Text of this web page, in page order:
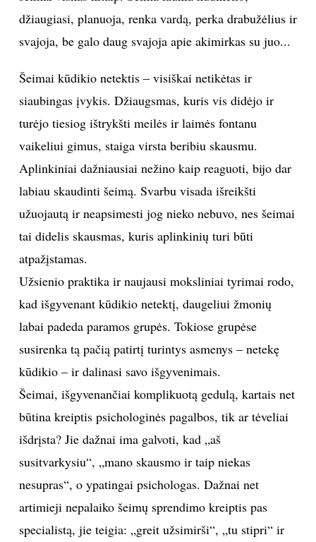
VIRTUVĖ
RECEPTAI
NELAIMĖS
KONTAKTAI
PRIVATUMO POLITIKA
PRENUMERUOK
NAUJIENLAIŠKĮ
Prenumeruodami portalą,
taisyklėmis
džiaugiasi, planuoja, renka vardą, perka drabužėlius ir
svajoja, be galo daug svajoja apie akimirkas su juo...
Šeimai kūdikio netektis – visiškai netikėtas ir
siaubingas įvykis. Džiaugsmas, kuris vis didėjo ir
turėjo tiesiog ištrykšti meilės ir laimės fontanu
vaikeliui gimus, staiga virsta beribiu skausmu.
Aplinkiniai dažniausiai nežino kaip reaguoti, bijo dar
labiau skaudinti šeimą. Svarbu visada išreikšti
užuojautą ir neapsimesti jog nieko nebuvo, nes šeimai
tai didelis skausmas, kuris aplinkinių turi būti
atpažįstamas.
Užsienio praktika ir naujausi moksliniai tyrimai rodo,
kad išgyvenant kūdikio netektį, daugeliui žmonių
labai padeda paramos grupės. Tokiose grupėse
susirenka tą pačią patirtį turintys asmenys – netekę
kūdikio – ir dalinasi savo išgyvenimais.
Šeimai, išgyvenančiai komplikuotą gedulą, kartais net
būtina kreiptis psichologinės pagalbos, tik ar tėveliai
išdrįsta? Jie dažnai ima galvoti, kad „aš
susitvarkysiu“, „mano skausmo ir taip niekas
nesupras“, o ypatingai psichologas. Dažnai net
artimieji nepalaiko šeimų sprendimo kreiptis pas
specialistą, jie teigia: „greit užsimirši“, „tu stipri“ ir